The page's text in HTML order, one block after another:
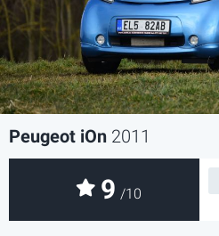
Peugeot iOn 2011
9 /10